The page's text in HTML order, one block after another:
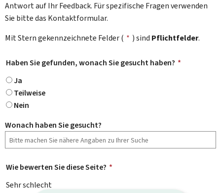
Antwort auf Ihr Feedback. Für spezifische Fragen verwenden
Sie bitte das Kontaktformular.
Mit Stern gekennzeichnete Felder ( * ) sind Pflichtfelder.
Haben Sie gefunden, wonach Sie gesucht haben? *
Ja
Teilweise
Nein
Wonach haben Sie gesucht?
Wie bewerten Sie diese Seite? *
Sehr schlecht